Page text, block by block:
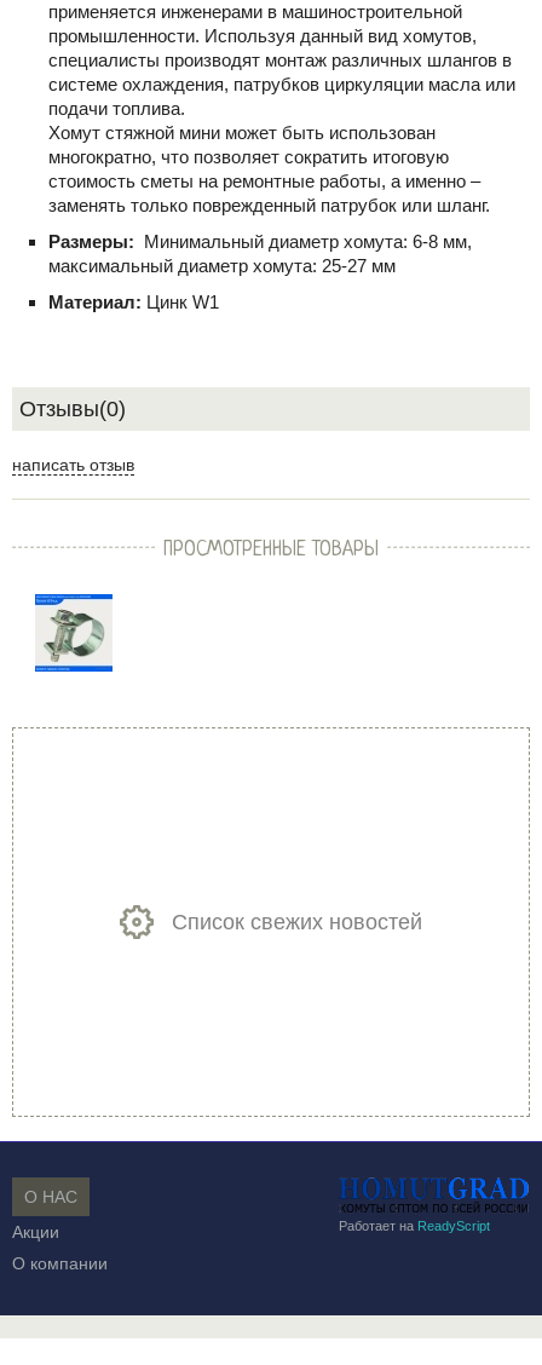
применяется инженерами в машиностроительной
промышленности. Используя данный вид хомутов,
специалисты производят монтаж различных шлангов в
системе охлаждения, патрубков циркуляции масла или
подачи топлива.
Хомут стяжной мини может быть использован
многократно, что позволяет сократить итоговую
стоимость сметы на ремонтные работы, а именно –
заменять только поврежденный патрубок или шланг.
Размеры: Минимальный диаметр хомута: 6-8 мм,
максимальный диаметр хомута: 25-27 мм
Материал: Цинк W1
Отзывы(0)
написать отзыв
ПРОСМОТРЕННЫЕ ТОВАРЫ
Список свежих новостей
Работает на ReadyScript
О НАС
Акции
О компании